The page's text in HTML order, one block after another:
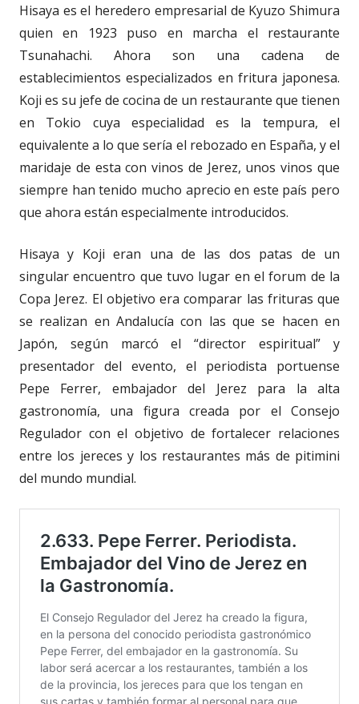
Hisaya es el heredero empresarial de Kyuzo Shimura
quien en 1923 puso en marcha el restaurante
Tsunahachi. Ahora son una cadena de
establecimientos especializados en fritura japonesa.
Koji es su jefe de cocina de un restaurante que tienen
en Tokio cuya especialidad es la tempura, el
equivalente a lo que sería el rebozado en España, y el
maridaje de esta con vinos de Jerez, unos vinos que
siempre han tenido mucho aprecio en este país pero
que ahora están especialmente introducidos.
Hisaya y Koji eran una de las dos patas de un
singular encuentro que tuvo lugar en el forum de la
Copa Jerez. El objetivo era comparar las frituras que
se realizan en Andalucía con las que se hacen en
Japón, según marcó el “director espiritual” y
presentador del evento, el periodista portuense
Pepe Ferrer, embajador del Jerez para la alta
gastronomía, una figura creada por el Consejo
Regulador con el objetivo de fortalecer relaciones
entre los jereces y los restaurantes más de pitimini
del mundo mundial.